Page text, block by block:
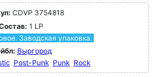
CDVP 3754818
1 LP
Заводская упаковка.
Выргород
Post-Punk Punk Rock